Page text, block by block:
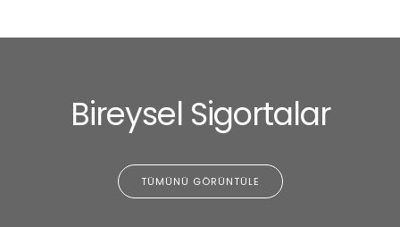
Bireysel Sigortalar
TÜMÜNÜ GÖRÜNTÜLE